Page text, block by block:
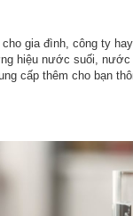
gia đình, công ty
hiệu nước suối, nước
cấp thêm cho bạn